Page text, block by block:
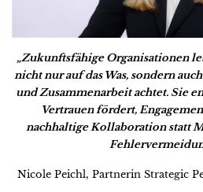
„Zukunftsfähige Organisationen
nicht nur auf das Was, sondern
und Zusammenarbeit achtet. Sie
Vertrauen fördert,
nachhaltige Kollaboration statt
Nicole Peichl, Partnerin Strategic